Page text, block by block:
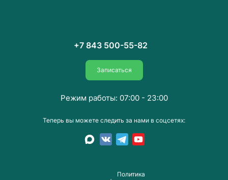
Пoлитика
+7 843 500-55-82
Записаться
Теперь вы можете следить за нами в соцсетях:
Режим работы: 07:00 - 23:00